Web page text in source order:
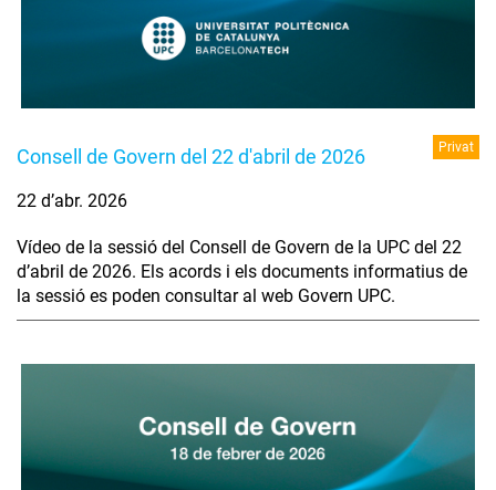
Consell de Govern del 22 d'abril de 2026 Privat
22 d’abr. 2026
Vídeo de la sessió del Consell de Govern de la UPC del 22
d’abril de 2026. Els acords i els documents informatius de
la sessió es poden consultar al web Govern UPC.